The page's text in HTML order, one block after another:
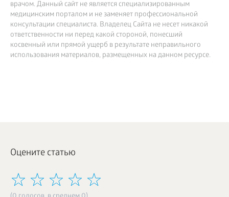
врачом. Данный сайт не является специализированным
медицинским порталом и не заменяет профессиональной
консультации специалиста. Владелец Сайта не несет никакой
ответственности ни перед какой стороной, понесший
косвенный или прямой ущерб в результате неправильного
использования материалов, размещенных на данном ресурсе.
Оцените статью